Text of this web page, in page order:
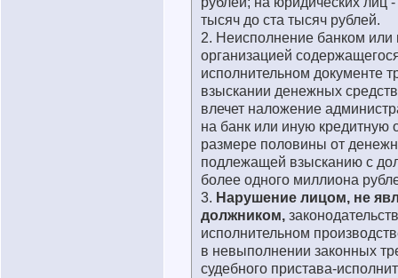
тысяч до ста тысяч рублей.
2. Неисполнение банком или
организацией
исполнительном документе
взыскании денежных
влечет наложение
на банк или иную кредитную
размере половины от
подлежащей взысканию с
более одного миллиона
3. Нарушение лицом, не
должником,
исполнительном
в невыполнении законных
судебного пристава-